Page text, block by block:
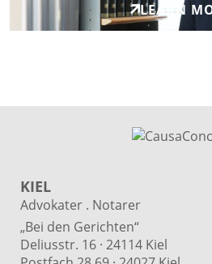
LEARN
KIEL
Advokater . Notarer
„Bei den Gerichten“
Deliusstr. 16 · 24114 Kiel